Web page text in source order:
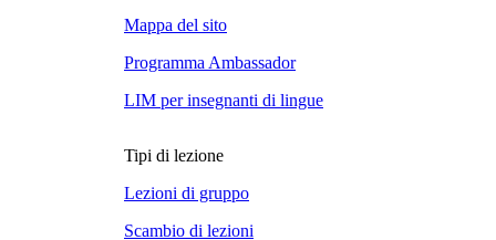
Mappa del sito
Programma Ambassador
LIM per insegnanti di lingue
Tipi di lezione
Lezioni di gruppo
Scambio di lezioni